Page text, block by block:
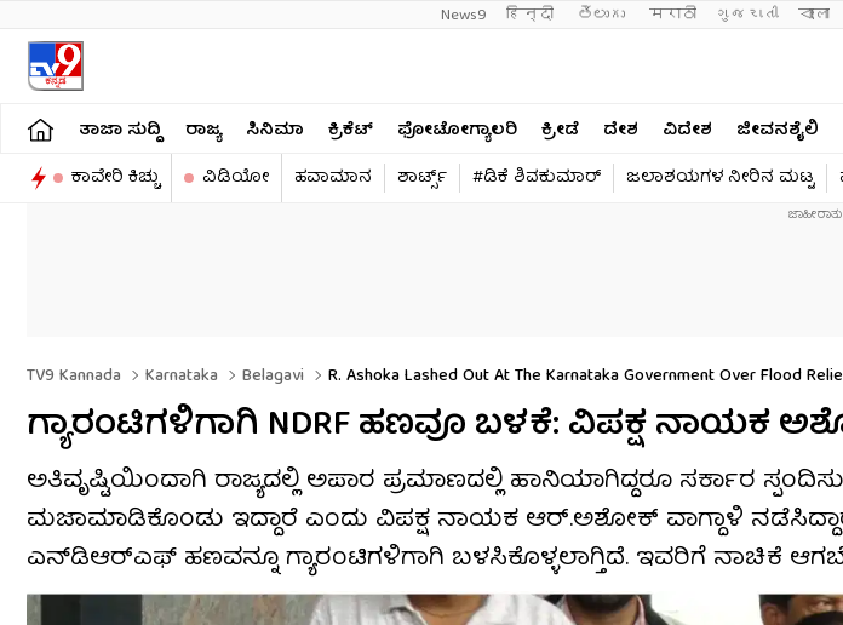
News9 हिन्दी తెలుగు मराठी ગુજરાતી বাংলা
ತಾಜಾ ಸುದ್ದಿ ರಾಜ್ಯ ಸಿನಿಮಾ ಕ್ರಿಕೆಟ್​ ಫೋಟೋಗ್ಯಾಲರಿ ಕ್ರೀಡೆ ದೇಶ ವಿದೇಶ ಜೀವನಶೈಲಿ
ಕಾವೇರಿ ಕಿಚ್ಚು
ವಿಡಿಯೋ ಹವಾಮಾನ ಶಾರ್ಟ್ಸ್​ #ಡಿಕೆ ಶಿವಕುಮಾರ್​ ಜಲಾಶಯಗಳ ನೀರಿನ ಮಟ್ಟ
TV9 Kannada Karnataka Belagavi R. Ashoka Lashed Out At The Karnataka Government Over Flood
ಗ್ಯಾರಂಟಿಗಳಿಗಾಗಿ NDRF ಹಣವೂ ಬಳಕೆ: ವಿಪಕ್ಷ ನಾಯಕ
ಅತಿವೃಷ್ಟಿಯಿಂದಾಗಿ ರಾಜ್ಯದಲ್ಲಿ ಅಪಾರ ಪ್ರಮಾಣದಲ್ಲಿ ಹಾನಿಯಾಗಿದ್ದರೂ ಸರ್ಕಾರ
ಮಜಾಮಾಡಿಕೊಂಡು ಇದ್ದಾರೆ ಎಂದು ವಿಪಕ್ಷ ನಾಯಕ ಆರ್​.ಅಶೋಕ್​ ವಾಗ್ದಾಳಿ
ಎನ್‌ಡಿಆರ್‌ಎಫ್ ಹಣವನ್ನೂ ಗ್ಯಾರಂಟಿಗಳಿಗಾಗಿ ಬಳಸಿಕೊಳ್ಳಲಾಗ್ತಿದೆ. ಇವರಿಗೆ ನಾಚಿಕೆ